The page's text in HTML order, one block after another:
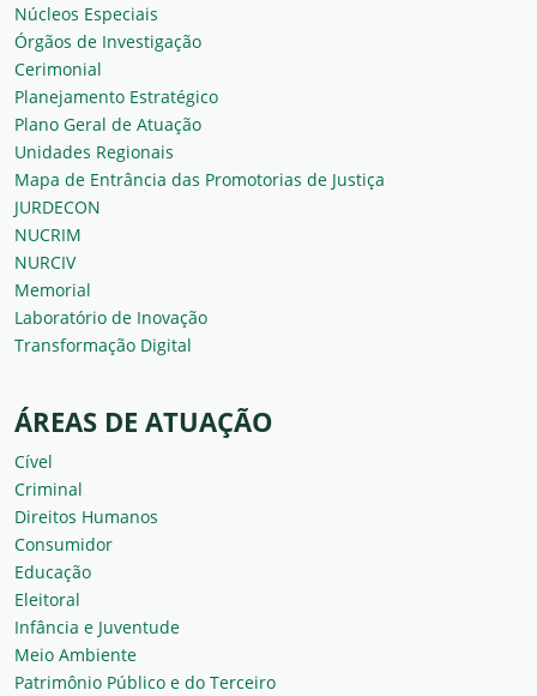
Núcleos Especiais
Órgãos de Investigação
Cerimonial
Planejamento Estratégico
Plano Geral de Atuação
Unidades Regionais
Mapa de Entrância das Promotorias de Justiça
JURDECON
NUCRIM
NURCIV
Memorial
Laboratório de Inovação
Transformação Digital
ÁREAS DE ATUAÇÃO
Cível
Criminal
Direitos Humanos
Consumidor
Educação
Eleitoral
Infância e Juventude
Meio Ambiente
Patrimônio Público e do Terceiro